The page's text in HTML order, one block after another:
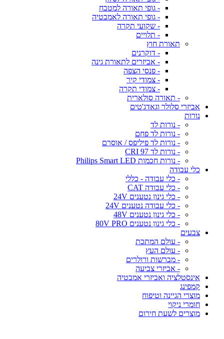
- גופי תאורה למטבח
- גופי תאורה לאמבטיה
- שקועי תקרה
- תלויים
תאורת חוץ
- דוקרנים
- אביזרים לתאורת גינה
- פנסי הצפה
- צמודי קיר
- צמודי תקרה
- תאורה סולארית
אביזרי סלולר וגאדג'טים
נורות
- נורות לד
- נורות לד פחם
- נורות לד פיליפס / אוסרם
- נורות לד CRI 97
- נורות חכמות Philips Smart LED
כלי עבודה
- כלי עבודה - כללי
- כלי עבודה CAT
- כלי גינון נטענים 24V
- כלי עבודה נטענים 24V
- כלי גינון נטענים 48V
- כלי גינון נטענים 80V PRO
צבעים
- עולם המתכת
- עולם העץ
- מברשות ורולרים
- אביזרי צביעה
אינסטלציה ואביזרי אמבטיה
קמפינג
מוצרי הגיינה וטיפוח
חומרי ניקוי
מוצרים לשעת חירום